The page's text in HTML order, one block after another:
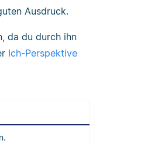
Ausdruck.
da du durch ihn
Ich-Perspektive